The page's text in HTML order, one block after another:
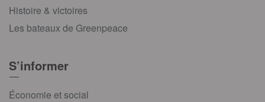
Histoire & victoires
Les bateaux de Greenpeace
S’informer
Économie et social